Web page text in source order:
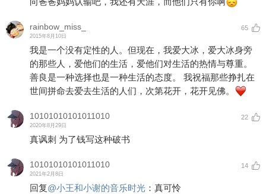
rainbow_miss_
2015年8月10日
65
我是一个没有定性的人。但现在，我爱大冰，爱大冰身旁
的那些人，爱他们的生活，爱他们对生活的热情与尊重。
善良是一种选择也是一种生活的态度。 我祝福那些挣扎在
世间拼命去爱去生活的人们，次第花开，花开见佛。
10101010101011010
2020年8月29日
22
真讽刺 为了钱写这种破书
10101010101011010
2021年2月8日
14
回复@小王和小谢的音乐时光 ： 真可怜